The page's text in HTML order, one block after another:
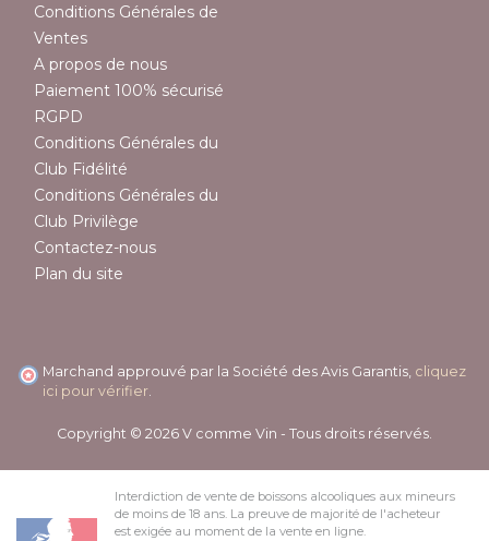
Conditions Générales de
Ventes
A propos de nous
Paiement 100% sécurisé
RGPD
Conditions Générales du
Club Fidélité
Conditions Générales du
Club Privilège
Contactez-nous
Plan du site
Marchand approuvé par la Société des Avis Garantis, cliquez
ici pour vérifier
Copyright © 2026 V comme Vin - Tous droits réservés.
Interdiction de vente de boissons alcooliques aux mineurs
de moins de 18 ans. La preuve de majorité de l'acheteur
est exigée au moment de la vente en ligne.